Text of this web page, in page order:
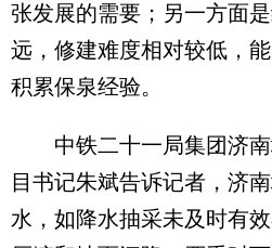
张发展的需要；另一方面
远，修建难度相对较低，
积累保泉经验。
中铁二十一局集团济南
目书记朱斌告诉记者，济
水，如降水抽采未及时有